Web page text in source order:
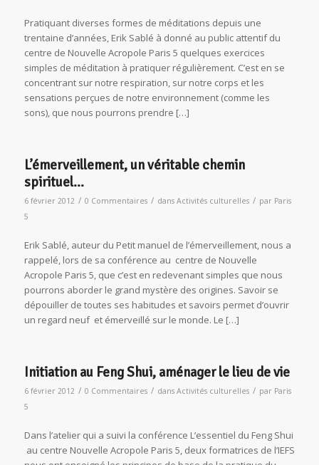
Pratiquant diverses formes de méditations depuis une
trentaine d’années, Erik Sablé à donné au public attentif du
centre de Nouvelle Acropole Paris 5 quelques exercices
simples de méditation à pratiquer régulièrement. C’est en se
concentrant sur notre respiration, sur notre corps et les
sensations perçues de notre environnement (comme les
sons), que nous pourrons prendre […]
L’émerveillement, un véritable chemin
spirituel…
6 février 2012 / 0 Commentaires / dans Activités culturelles / par Paris
5
Erik Sablé, auteur du Petit manuel de l’émerveillement, nous a
rappelé, lors de sa conférence au centre de Nouvelle
Acropole Paris 5, que c’est en redevenant simples que nous
pourrons aborder le grand mystère des origines. Savoir se
dépouiller de toutes ses habitudes et savoirs permet d’ouvrir
un regard neuf et émerveillé sur le monde. Le […]
Initiation au Feng Shui, aménager le lieu de vie
6 février 2012 / 0 Commentaires / dans Activités culturelles / par Paris
5
Dans l’atelier qui a suivi la conférence L’essentiel du Feng Shui
au centre Nouvelle Acropole Paris 5, deux formatrices de l’IEFS